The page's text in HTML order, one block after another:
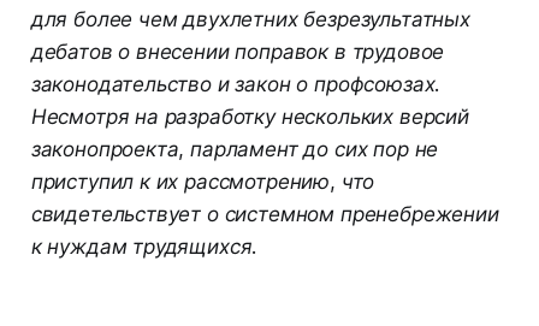
для более чем двухлетних безрезультатных
дебатов о внесении поправок в трудовое
законодательство и закон о профсоюзах.
Несмотря на разработку нескольких версий
законопроекта, парламент до сих пор не
приступил к их рассмотрению, что
свидетельствует о системном пренебрежении
к нуждам трудящихся.